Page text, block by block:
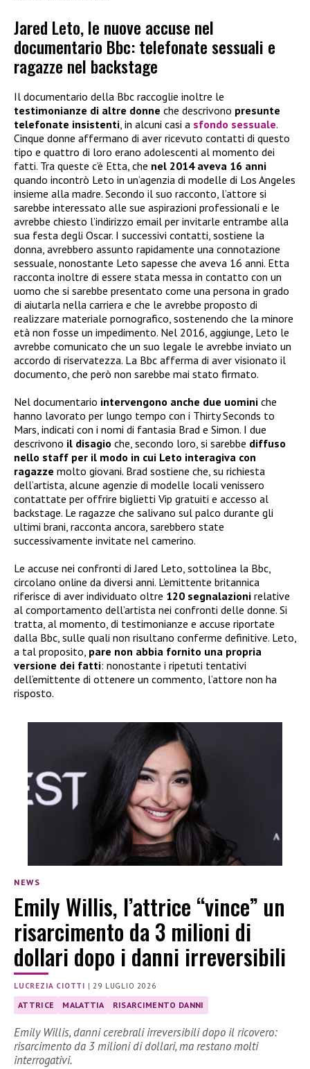
Jared Leto, le nuove accuse nel
documentario Bbc: telefonate sessuali e
ragazze nel backstage
Il documentario della Bbc raccoglie inoltre le
testimonianze di altre donne che descrivono presunte
telefonate insistenti, in alcuni casi a sfondo sessuale.
Cinque donne affermano di aver ricevuto contatti di questo
tipo e quattro di loro erano adolescenti al momento dei
fatti. Tra queste c’è Etta, che nel 2014 aveva 16 anni
quando incontrò Leto in un’agenzia di modelle di Los Angeles
insieme alla madre. Secondo il suo racconto, l’attore si
sarebbe interessato alle sue aspirazioni professionali e le
avrebbe chiesto l’indirizzo email per invitarle entrambe alla
sua festa degli Oscar. I successivi contatti, sostiene la
donna, avrebbero assunto rapidamente una connotazione
sessuale, nonostante Leto sapesse che aveva 16 anni. Etta
racconta inoltre di essere stata messa in contatto con un
uomo che si sarebbe presentato come una persona in grado
di aiutarla nella carriera e che le avrebbe proposto di
realizzare materiale pornografico, sostenendo che la minore
età non fosse un impedimento. Nel 2016, aggiunge, Leto le
avrebbe comunicato che un suo legale le avrebbe inviato un
accordo di riservatezza. La Bbc afferma di aver visionato il
documento, che però non sarebbe mai stato firmato.
Nel documentario intervengono anche due uomini che
hanno lavorato per lungo tempo con i Thirty Seconds to
Mars, indicati con i nomi di fantasia Brad e Simon. I due
descrivono il disagio che, secondo loro, si sarebbe diffuso
nello staff per il modo in cui Leto interagiva con
ragazze molto giovani. Brad sostiene che, su richiesta
dell’artista, alcune agenzie di modelle locali venissero
contattate per offrire biglietti Vip gratuiti e accesso al
backstage. Le ragazze che salivano sul palco durante gli
ultimi brani, racconta ancora, sarebbero state
successivamente invitate nel camerino.
Le accuse nei confronti di Jared Leto, sottolinea la Bbc,
circolano online da diversi anni. L’emittente britannica
riferisce di aver individuato oltre 120 segnalazioni relative
al comportamento dell’artista nei confronti delle donne. Si
tratta, al momento, di testimonianze e accuse riportate
dalla Bbc, sulle quali non risultano conferme definitive. Leto,
a tal proposito, pare non abbia fornito una propria
versione dei fatti: nonostante i ripetuti tentativi
dell’emittente di ottenere un commento, l’attore non ha
risposto.
NEWS
Emily Willis, l’attrice “vince” un
risarcimento da 3 milioni di
dollari dopo i danni irreversibili
LUCREZIA CIOTTI | 29 LUGLIO 2026
ATTRICE MALATTIA RISARCIMENTO DANNI
Emily Willis, danni cerebrali irreversibili dopo il ricovero:
risarcimento da 3 milioni di dollari, ma restano molti
interrogativi.